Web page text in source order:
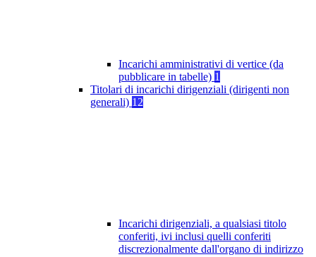
Incarichi amministrativi di vertice (da
pubblicare in tabelle) 1
Titolari di incarichi dirigenziali (dirigenti non
generali) 12
Incarichi dirigenziali, a qualsiasi titolo
conferiti, ivi inclusi quelli conferiti
discrezionalmente dall'organo di indirizzo